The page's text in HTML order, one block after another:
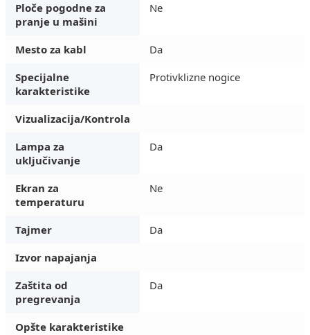
Ploče pogodne za
pranje u mašini
Ne
Mesto za kabl
Da
Specijalne
karakteristike
Protivklizne nogice
Vizualizacija/Kontrola
Lampa za
uključivanje
Da
Ekran za
temperaturu
Ne
Tajmer
Da
Izvor napajanja
Zaštita od
pregrevanja
Da
Opšte karakteristike